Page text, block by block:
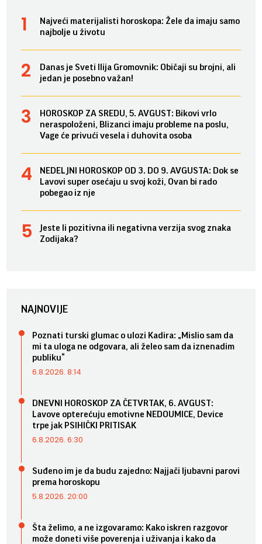
Najveći materijalisti horoskopa: Žele da imaju samo
najbolje u životu
Danas je Sveti Ilija Gromovnik: Običaji su brojni, ali
jedan je posebno važan!
HOROSKOP ZA SREDU, 5. AVGUST: Bikovi vrlo
neraspoloženi, Blizanci imaju probleme na poslu,
Vage će privući vesela i duhovita osoba
NEDELJNI HOROSKOP OD 3. DO 9. AVGUSTA: Dok se
Lavovi super osećaju u svoj koži, Ovan bi rado
pobegao iz nje
Jeste li pozitivna ili negativna verzija svog znaka
Zodijaka?
NAJNOVIJE
Poznati turski glumac o ulozi Kadira: „Mislio sam da
mi ta uloga ne odgovara, ali želeo sam da iznenadim
publiku“
6.8.2026. 8:14
DNEVNI HOROSKOP ZA ČETVRTAK, 6. AVGUST:
Lavove opterećuju emotivne NEDOUMICE, Device
trpe jak PSIHIČKI PRITISAK
6.8.2026. 6:30
Suđeno im je da budu zajedno: Najjači ljubavni parovi
prema horoskopu
5.8.2026. 20:00
Šta želimo, a ne izgovaramo: Kako iskren razgovor
može doneti više poverenja i uživanja i kako da